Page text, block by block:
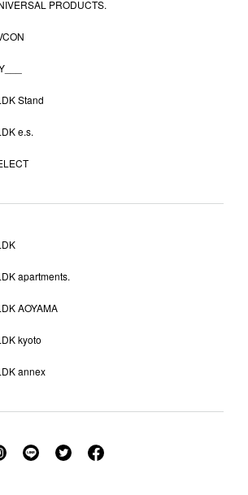
PRODUCTS.
Stand
e.s.
apartments.
AOYAMA
kyoto
annex